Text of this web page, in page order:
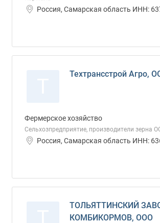
Россия, Самарская область ИНН:
Техтрансстрой Агро,
Фермерское хозяйство
Сельхозпредприятие, производители зерна
Россия, Самарская область ИНН:
ТОЛЬЯТТИНСКИЙ
КОМБИКОРМОВ, ООО